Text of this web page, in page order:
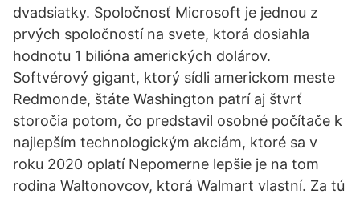
dvadsiatky. Spoločnosť Microsoft je jednou z
prvých spoločností na svete, ktorá dosiahla
hodnotu 1 bilióna amerických dolárov.
Softvérový gigant, ktorý sídli americkom meste
Redmonde, štáte Washington patrí aj štvrť
storočia potom, čo predstavil osobné počítače k
najlepším technologickým akciám, ktoré sa v
roku 2020 oplatí Nepomerne lepšie je na tom
rodina Waltonovcov, ktorá Walmart vlastní. Za tú